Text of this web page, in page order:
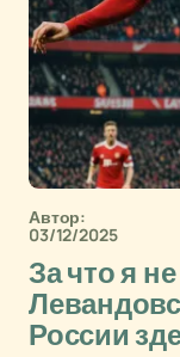
Автор:
03/12/2025
За что я
России